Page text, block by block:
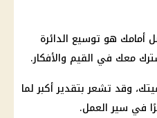
أمامك هو توسيع الدائرة
معك في القيم والأفكار.
وقد تشعر بتقدير أكبر لما
في سير العمل.